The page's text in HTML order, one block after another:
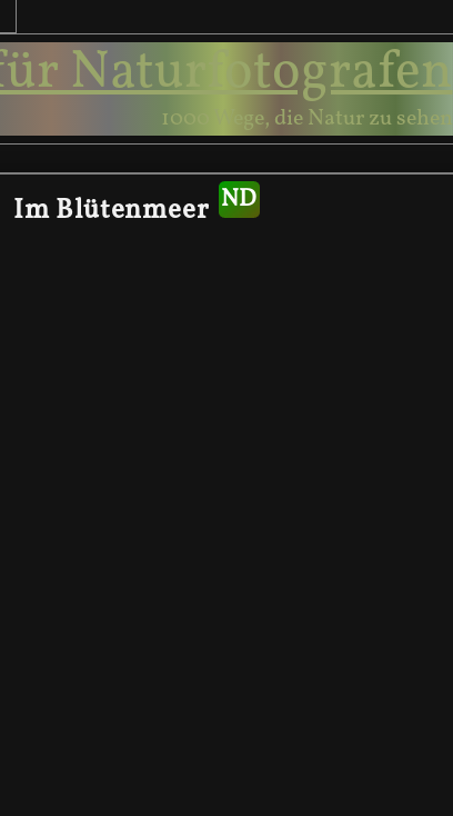
Naturfotografen
1000 Wege, die Natur zu sehen
Im Blütenmeer